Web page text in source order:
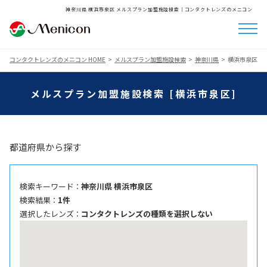
神奈川県 横浜市泉区 メルスプラン加盟施設検索│コンタクトレンズのメニコン
コンタクトレンズのメニコン HOME メルスプラン加盟施設検索 神奈川県 横浜市泉区
メルスプラン加盟施設検索 [横浜市泉区]
都道府県から探す
検索キーワード ： 神奈川県 横浜市泉区
検索結果 ： 1件
選択したレンズ ： コンタクトレンズの種類を選択しない